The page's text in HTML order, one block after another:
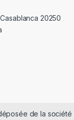
20250
de la société